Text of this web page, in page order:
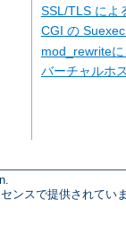
SSL/TLS によ
CGI の
mod_rewrite
バーチャルホ
ンスで提供されてい